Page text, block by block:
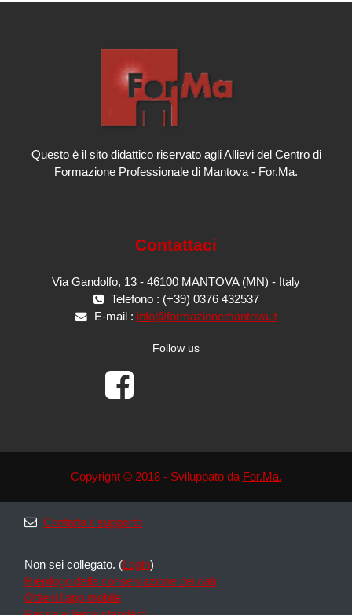
Questo è il sito didattico riservato agli Allievi del Centro di
Formazione Professionale di Mantova - For.Ma.
Contattaci
Via Gandolfo, 13 - 46100 MANTOVA (MN) - Italy
Telefono : (+39) 0376 432537
E-mail : info@formazionemantova.it
Follow us
Copyright © 2018 - Sviluppato da For.Ma.
Contatta il supporto
Non sei collegato. ( Login)
Riepilogo della conservazione dei dati
Ottieni l'app mobile